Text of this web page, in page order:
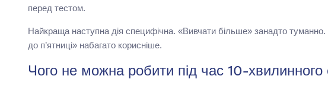
перед тестом.
Найкраща наступна дія специфічна. «Вивчати більше» занадто
до п’ятниці» набагато корисніше.
Чого не можна робити під час 10-хвилинного